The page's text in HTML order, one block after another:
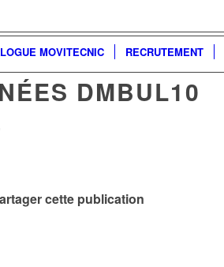
MOVITECNIC RECRUTEMENT
DMBUL10
cette publication